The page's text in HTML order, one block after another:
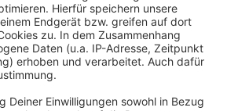
die Vorbereitung erleichtere.
Reul klar, dass absolute Sicherheit
jede Bahn- oder Stromtrasse
überwachen. Betreiber kritischer
daher mehr Verantwortung